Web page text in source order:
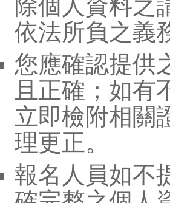
除個人資料之
依法所負之義
您應確認提供
且正確；如有
立即檢附相關
理更正。
報名人員如不